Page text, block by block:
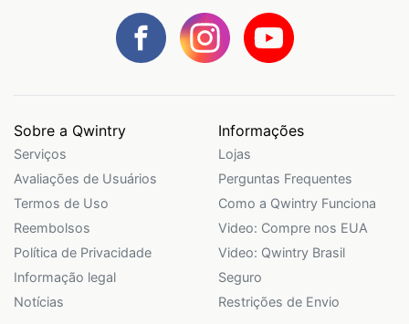
Sobre a Qwintry
Serviços
Avaliações de Usuários
Termos de Uso
Reembolsos
Política de Privacidade
Informação legal
Notícias
Informações
Lojas
Perguntas Frequentes
Como a Qwintry Funciona
Video: Compre nos EUA
Video: Qwintry Brasil
Seguro
Restrições de Envio